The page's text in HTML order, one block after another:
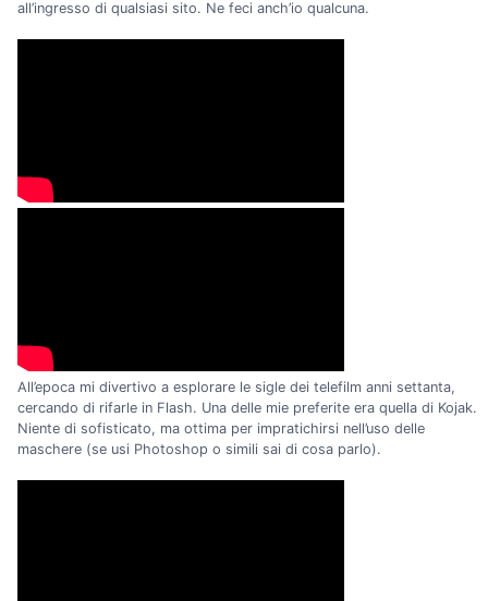
all’ingresso di qualsiasi sito. Ne feci anch’io qualcuna.
All’epoca mi divertivo a esplorare le sigle dei telefilm anni settanta,
cercando di rifarle in Flash. Una delle mie preferite era quella di Kojak.
Niente di sofisticato, ma ottima per impratichirsi nell’uso delle
maschere (se usi Photoshop o simili sai di cosa parlo).